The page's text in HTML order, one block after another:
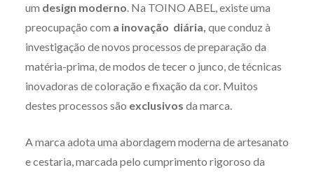
um design moderno. Na TOINO ABEL, existe uma
preocupação com a inovação diária, que conduz à
investigação de novos processos de preparação da
matéria-prima, de modos de tecer o junco, de técnicas
inovadoras de coloração e fixação da cor. Muitos
destes processos são exclusivos da marca.
A marca adota uma abordagem moderna de artesanato
e cestaria, marcada pelo cumprimento rigoroso da